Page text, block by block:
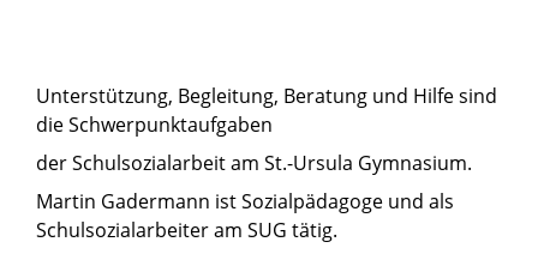
Unterstützung, Begleitung, Beratung und Hilfe sind
die Schwerpunktaufgaben
der Schulsozialarbeit am St.-Ursula Gymnasium.
Martin Gadermann ist Sozialpädagoge und als
Schulsozialarbeiter am SUG tätig.